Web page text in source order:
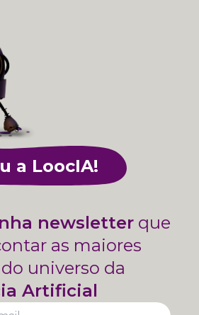
a LoocIA!
newsletter que
as maiores
universo da
Artificial